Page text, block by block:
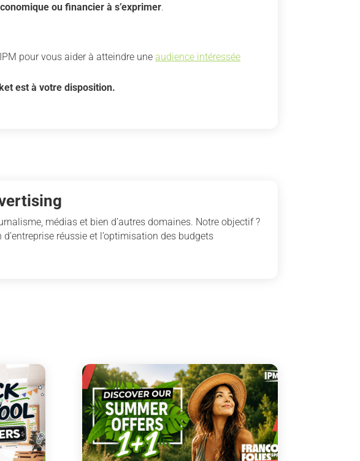
ou financier à s’exprimer.
pour vous aider à atteindre uneaudience intéressée
est à votre disposition.
médias et bien d’autres domaines. Notre objectif ?
réussie et l’optimisation des budgets